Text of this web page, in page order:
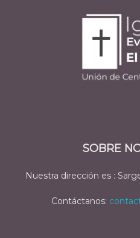
SOBRE
Nuestra dirección es :
Contáctanos: